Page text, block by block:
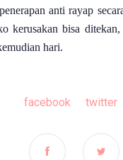
anti rayap
kerusakan bisa
hari.
facebook twitter